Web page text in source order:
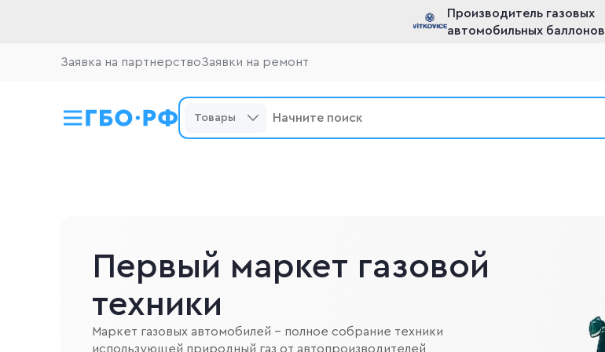
Производитель газовых
автомобильных баллонов
Заявка на партнерствоЗаявки на ремонт
Товары
Первый маркет газовой
техники
Маркет газовых автомобилей - полное собрание техники
использующей природный газ от автопроизводителей